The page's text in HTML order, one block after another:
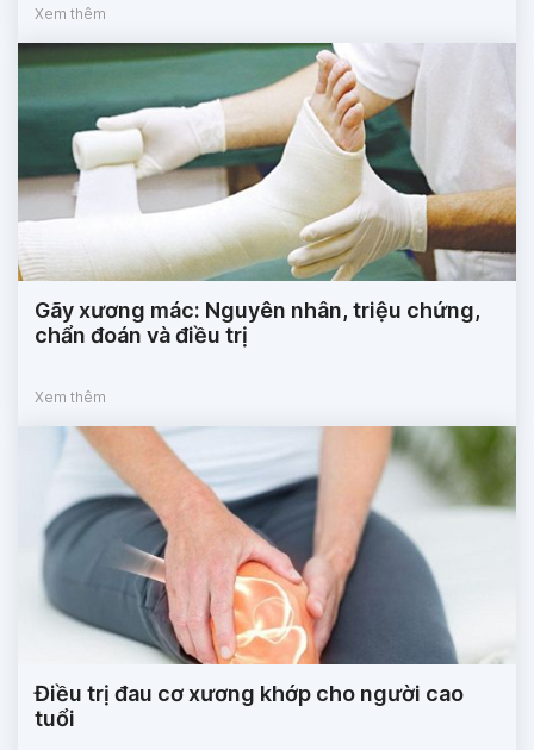
Xem thêm
Gãy xương mác: Nguyên nhân, triệu chứng,
chẩn đoán và điều trị
Xem thêm
Điều trị đau cơ xương khớp cho người cao
tuổi